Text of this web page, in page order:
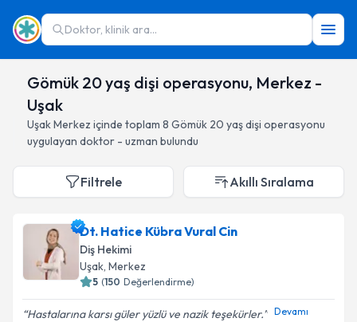
Doktor, klinik ara...
Gömük 20 yaş dişi operasyonu, Merkez -
Uşak
UşakMerkez içinde toplam 8 Gömük 20 yaş dişi operasyonu
uygulayan doktor - uzman bulundu
Filtrele Akıllı Sıralama
Dt. Hatice Kübra Vural Cin
Diş Hekimi
Uşak, Merkez
5 (150 Değerlendirme)
Hastalarına karsı güler yüzlü ve nazik teşekürler. Devamı